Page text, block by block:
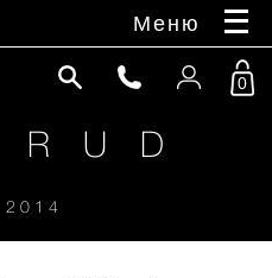
Меню
R U D
0